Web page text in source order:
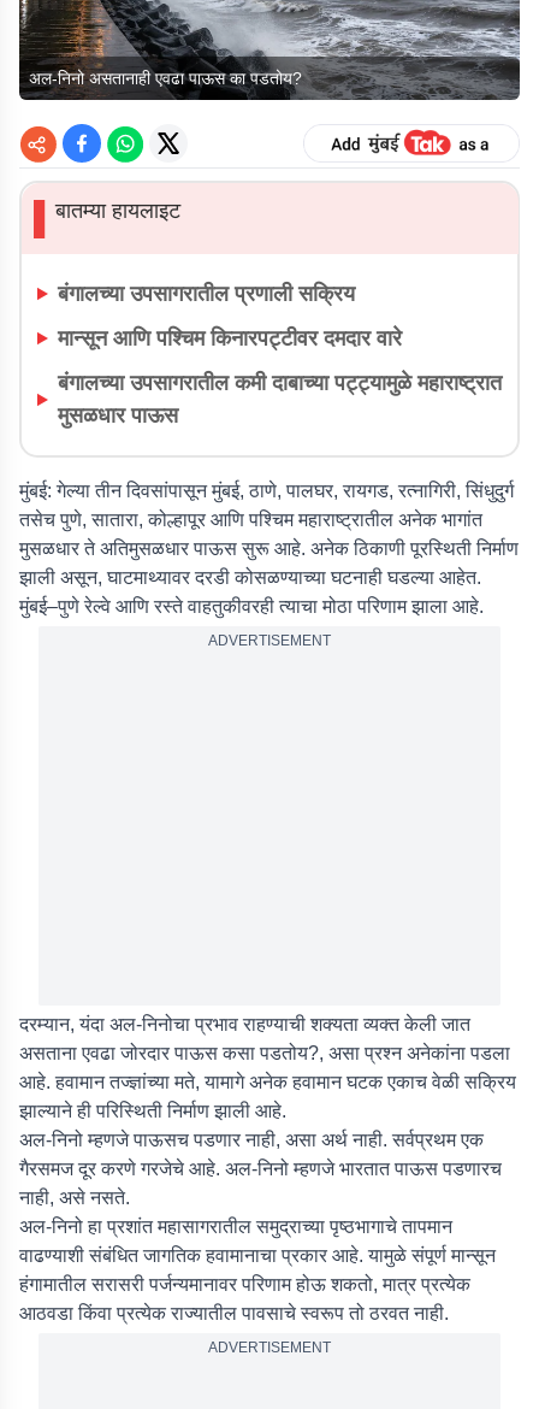
अल-निनो असतानाही एवढा पाऊस का पडतोय?
▌बातम्या हायलाइट
बंगालच्या उपसागरातील प्रणाली सक्रिय
मान्सून आणि पश्चिम किनारपट्टीवर दमदार वारे
बंगालच्या उपसागरातील कमी दाबाच्या पट्ट्यामुळे महाराष्ट्रात
मुसळधार पाऊस
मुंबई: गेल्या तीन दिवसांपासून मुंबई, ठाणे, पालघर, रायगड, रत्नागिरी, सिंधुदुर्ग
तसेच पुणे, सातारा, कोल्हापूर आणि पश्चिम महाराष्ट्रातील अनेक भागांत
मुसळधार ते अतिमुसळधार पाऊस सुरू आहे. अनेक ठिकाणी पूरस्थिती निर्माण
झाली असून, घाटमाथ्यावर दरडी कोसळण्याच्या घटनाही घडल्या आहेत.
मुंबई–पुणे रेल्वे आणि रस्ते वाहतुकीवरही त्याचा मोठा परिणाम झाला आहे.
ADVERTISEMENT
दरम्यान, यंदा अल-निनोचा प्रभाव राहण्याची शक्यता व्यक्त केली जात
असताना एवढा जोरदार पाऊस कसा पडतोय?, असा प्रश्न अनेकांना पडला
आहे. हवामान तज्ज्ञांच्या मते, यामागे अनेक हवामान घटक एकाच वेळी सक्रिय
झाल्याने ही परिस्थिती निर्माण झाली आहे.
अल-निनो म्हणजे पाऊसच पडणार नाही, असा अर्थ नाही. सर्वप्रथम एक
गैरसमज दूर करणे गरजेचे आहे. अल-निनो म्हणजे भारतात पाऊस पडणारच
नाही, असे नसते.
अल-निनो हा प्रशांत महासागरातील समुद्राच्या पृष्ठभागाचे तापमान
वाढण्याशी संबंधित जागतिक हवामानाचा प्रकार आहे. यामुळे संपूर्ण मान्सून
हंगामातील सरासरी पर्जन्यमानावर परिणाम होऊ शकतो, मात्र प्रत्येक
आठवडा किंवा प्रत्येक राज्यातील पावसाचे स्वरूप तो ठरवत नाही.
ADVERTISEMENT